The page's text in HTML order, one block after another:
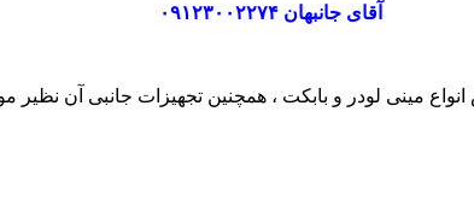
آقای جانبهان ۰۹۱۲۳۰۰۲۲۷۴
مینی لودر و بابکت ، همچنین تجهیزات جانبی آن نظیر